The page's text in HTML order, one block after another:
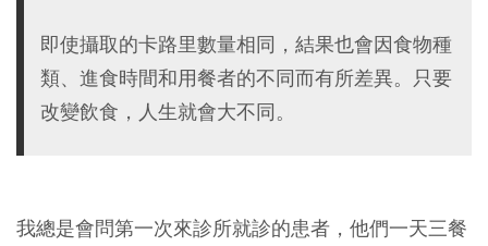
即使攝取的卡路里數量相同，結果也會因食物種
類、進食時間和用餐者的不同而有所差異。只要
改變飲食，人生就會大不同。
我總是會問第一次來診所就診的患者，他們一天三餐